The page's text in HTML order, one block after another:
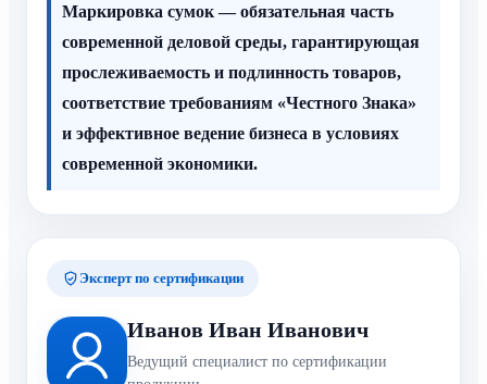
Маркировка сумок — обязательная часть
современной деловой среды, гарантирующая
прослеживаемость и подлинность товаров,
соответствие требованиям «Честного Знака»
и эффективное ведение бизнеса в условиях
современной экономики.
Эксперт по сертификации
Иванов Иван Иванович
Ведущий специалист по сертификации